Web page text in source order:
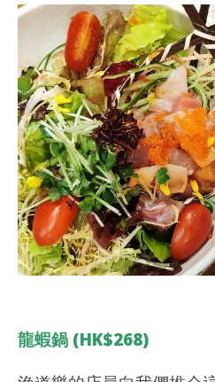
龍蝦鍋 (HK$268)